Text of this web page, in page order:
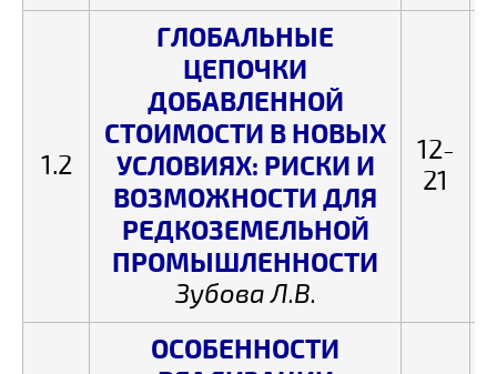
1.2
ГЛОБАЛЬНЫЕ
ЦЕПОЧКИ
ДОБАВЛЕННОЙ
СТОИМОСТИ В НОВЫХ
УСЛОВИЯХ: РИСКИ И
ВОЗМОЖНОСТИ ДЛЯ
РЕДКОЗЕМЕЛЬНОЙ
ПРОМЫШЛЕННОСТИ
Зубова Л.В.
12-
21
ОСОБЕННОСТИ